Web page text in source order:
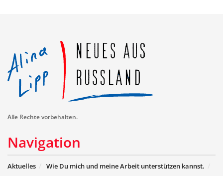
Alle Rechte vorbehalten.
Navigation
Aktuelles Wie Du mich und meine Arbeit unterstützen kannst.